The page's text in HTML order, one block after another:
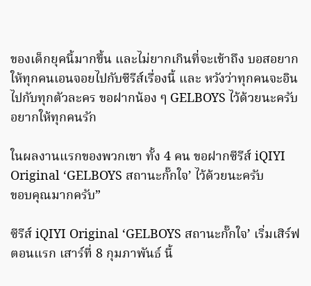
ของเด็กยุคนี้มากขึ้น และไม่ยากเกินที่จะเข้าถึง บอสอยาก
ให้ทุกคนเอนจอยไปกับซีรีส์เรื่องนี้ และ หวังว่าทุกคนจะอิน
ไปกับทุกตัวละคร ขอฝากน้อง ๆ GELBOYS ไว้ด้วยนะครับ
อยากให้ทุกคนรัก
ในผลงานแรกของพวกเขา ทั้ง 4 คน ขอฝากซีรีส์ iQIYI
Original ‘GELBOYS สถานะกั๊กใจ’ ไว้ด้วยนะครับ
ขอบคุณมากครับ”
ซีรีส์ iQIYI Original ‘GELBOYS สถานะกั๊กใจ’ เริ่มเสิร์ฟ
ตอนแรก เสาร์ที่ 8 กุมภาพันธ์ นี้